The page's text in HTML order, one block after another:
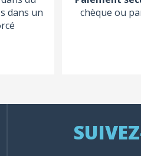
dans un
chèque ou